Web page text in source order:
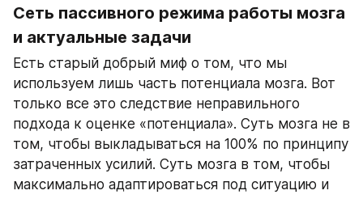
Сеть пассивного режима работы мозга
и актуальные задачи
Есть старый добрый миф о том, что мы
используем лишь часть потенциала мозга. Вот
только все это следствие неправильного
подхода к оценке «потенциала». Суть мозга не в
том, чтобы выкладываться на 100% по принципу
затраченных усилий. Суть мозга в том, чтобы
максимально адаптироваться под ситуацию и